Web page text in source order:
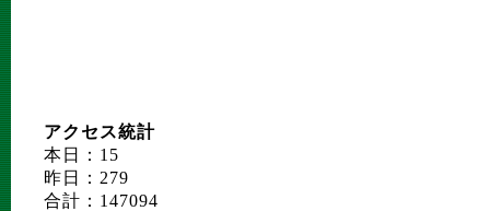
アクセス統計
本日：15
昨日：279
合計：147094